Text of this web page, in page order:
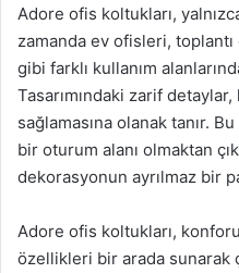
Adore ofis koltukları,
zamanda ev ofisleri,
gibi farklı kullanım
Tasarımındaki zarif
sağlamasına olanak tanır.
bir oturum alanı olmaktan
dekorasyonun ayrılmaz bir
Adore ofis koltukları,
özellikleri bir arada sunarak